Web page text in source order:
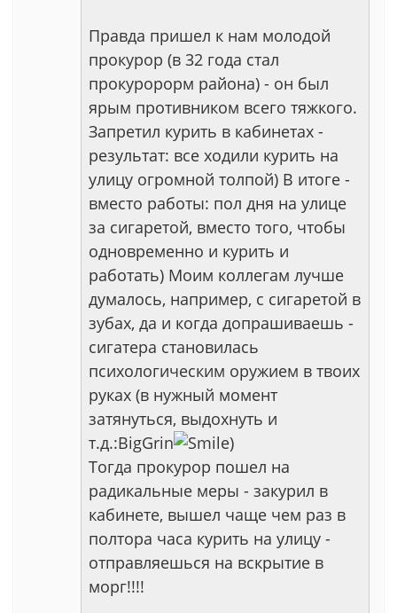
Правда пришел к нам молодой
прокурор (в 32 года стал
прокуророрм района) - он был
ярым противником всего тяжкого.
Запретил курить в кабинетах -
результат: все ходили курить на
улицу огромной толпой) В итоге -
вместо работы: пол дня на улице
за сигаретой, вместо того, чтобы
одновременно и курить и
работать) Моим коллегам лучше
думалось, например, с сигаретой в
зубах, да и когда допрашиваешь -
сигатера становилась
психологическим оружием в твоих
руках (в нужный момент
затянуться, выдохнуть и
т.д.:BigGrin
)
Тогда прокурор пошел на
радикальные меры - закурил в
кабинете, вышел чаще чем раз в
полтора часа курить на улицу -
отправляешься на вскрытие в
морг!!!!